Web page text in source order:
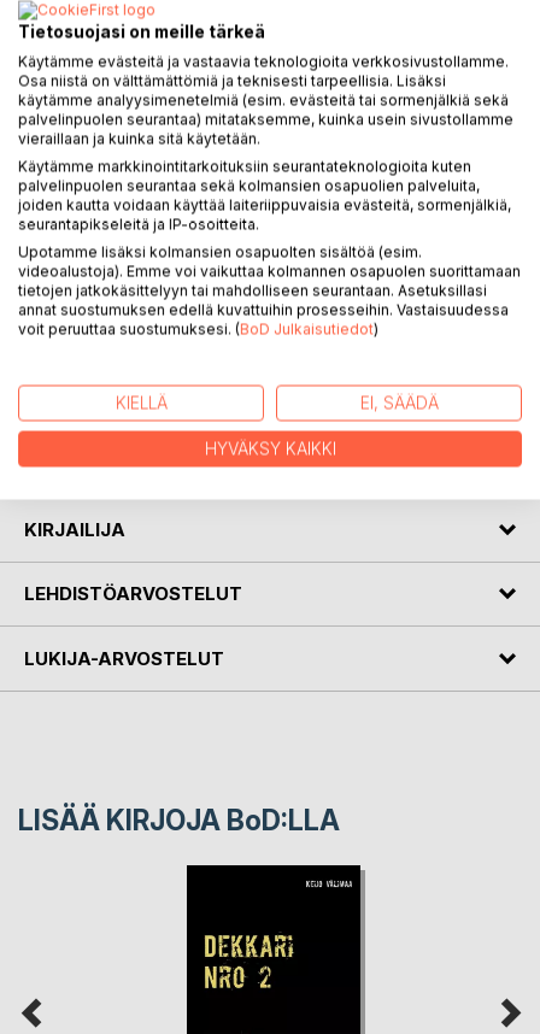
KUVAUS
Suomessa on meneillään laaja SOTE-uudistus ja siihen
liittyvä uusi IT-ohjelmisto varastetaan sitä valmistelleen
ohjelmistotalon EU-edustustolle pitämän esittelytilaisuuden
yhteydessä. Alkaa hurja takaa-ajo sekä ohjelmiston
anastaneita henkilöitä että aikaa vastaan, sillä koko SOTE-
uudistus voi kaatua jollei ohjelmistoa saada pelastettua
luvattomalta levitykseltä.
Samaan aikaan Ähtäriin saapuu kaksi panda-karhua Kiinasta
ja eläinten ruokintaan liittyvällä bambulla tehdään
lapsensa huoltajuuden menettämisellä.
Tarinat limittyvät kirjassa toisiinsa edeten rinta rinnan
lopulliseen huipennukseensa.
KIRJAILIJA
LEHDISTÖARVOSTELUT
LUKIJA-ARVOSTELUT
LISÄÄ KIRJOJA BoD:LLA
Tietosuojasi on meille tärkeä
Käytämme evästeitä ja vastaavia teknologioita verkkosivustollamme.
Osa niistä on välttämättömiä ja teknisesti tarpeellisia. Lisäksi
käytämme analyysimenetelmiä (esim. evästeitä tai sormenjälkiä sekä
palvelinpuolen seurantaa) mitataksemme, kuinka usein sivustollamme
vieraillaan ja kuinka sitä käytetään.
Käytämme markkinointitarkoituksiin seurantateknologioita kuten
palvelinpuolen seurantaa sekä kolmansien osapuolien palveluita,
joiden kautta voidaan käyttää laiteriippuvaisia evästeitä, sormenjälkiä,
seurantapikseleitä ja IP-osoitteita.
Upotamme lisäksi kolmansien osapuolten sisältöä (esim.
videoalustoja). Emme voi vaikuttaa kolmannen osapuolen suorittamaan
tietojen jatkokäsittelyyn tai mahdolliseen seurantaan. Asetuksillasi
annat suostumuksen edellä kuvattuihin prosesseihin. Vastaisuudessa
voit peruuttaa suostumuksesi. (BoD Julkaisutiedot)
KIELLÄ EI, SÄÄDÄ
HYVÄKSY KAIKKI